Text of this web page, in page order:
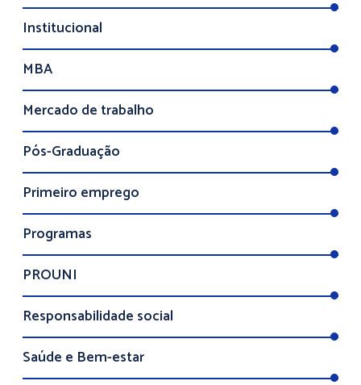
Institucional
MBA
Mercado de trabalho
Pós-Graduação
Primeiro emprego
Programas
PROUNI
Responsabilidade social
Saúde e Bem-estar